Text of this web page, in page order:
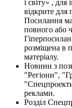
і світу» ,
відкрите для
Посилання
повного або
розміщена в
матеріалу.
Новини з
"Регіони",
реклами.
Розділ